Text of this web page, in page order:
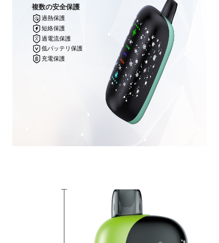
複数の安全保護
過熱保護
短絡保護
過電流保護
低バッテリ保護
充電保護